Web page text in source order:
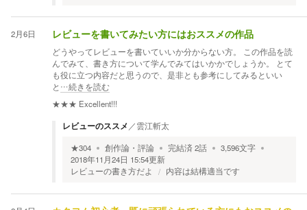
2月6日 レビューを書いてみたい方にはおススメの作品
どうやってレビューを書いていいか分からない方。 この作品を読
んでみて、書き方について学んでみてはいかかでしょうか。 とて
も役に立つ内容だと思うので、是非とも参考にしてみるといい
と …続きを読む
★★★ Excellent!!!
レビューのススメ ／雲江斬太
★304 創作論・評論 完結済2話 3,596文字
2018年11月24日 15:54更新
レビューの書き方だよ
内容は結構適当です